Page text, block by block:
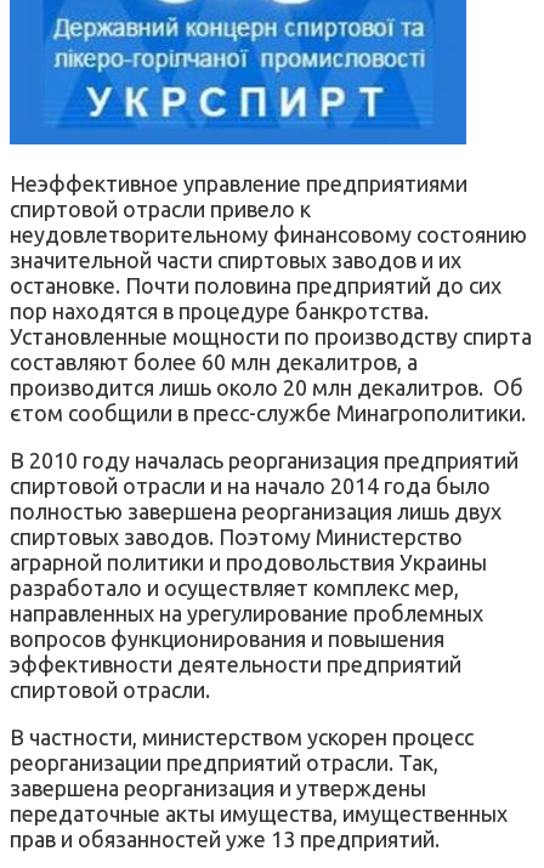
Неэффективное управление предприятиями
спиртовой отрасли привело к
неудовлетворительному финансовому состоянию
значительной части спиртовых заводов и их
остановке. Почти половина предприятий до сих
пор находятся в процедуре банкротства.
Установленные мощности по производству спирта
составляют более 60 млн декалитров а
производится лишь около 20 млн декалитров. Об
єтом сообщили в пресс-службе Минагрополитики.
В 2010 году началась реорганизация предприятий
спиртовой отрасли и на начало 2014 года было
полностью завершена реорганизация лишь двух
спиртовых заводов. Поэтому Министерство
аграрной политики и продовольствия Украины
разработало и осуществляет комплекс мер
направленных на урегулирование проблемных
вопросов функционирования и повышения
эффективности деятельности предприятий
спиртовой отрасли.
В частности министерством ускорен процесс
реорганизации предприятий отрасли. Так
завершена реорганизация и утверждены
передаточные акты имущества имущественных
прав и обязанностей уже 13 предприятий.